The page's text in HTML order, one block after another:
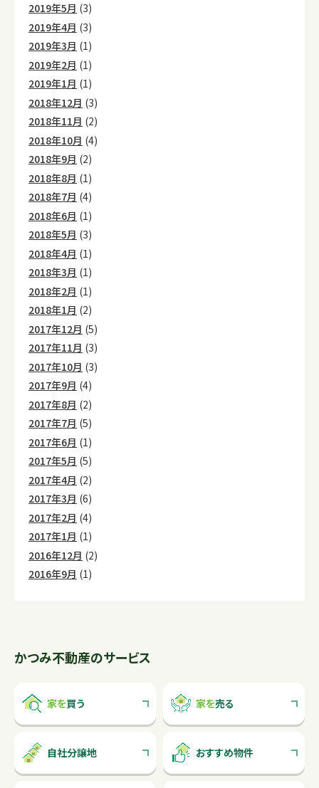
2019年5月 (3)
2019年4月 (3)
2019年3月 (1)
2019年2月 (1)
2019年1月 (1)
2018年12月 (3)
2018年11月 (2)
2018年10月 (4)
2018年9月 (2)
2018年8月 (1)
2018年7月 (4)
2018年6月 (1)
2018年5月 (3)
2018年4月 (1)
2018年3月 (1)
2018年2月 (1)
2018年1月 (2)
2017年12月 (5)
2017年11月 (3)
2017年10月 (3)
2017年9月 (4)
2017年8月 (2)
2017年7月 (5)
2017年6月 (1)
2017年5月 (5)
2017年4月 (2)
2017年3月 (6)
2017年2月 (4)
2017年1月 (1)
2016年12月 (2)
2016年9月 (1)
かつみ不動産のサービス
家を買う 家を売る
自社分譲地 おすすめ物件